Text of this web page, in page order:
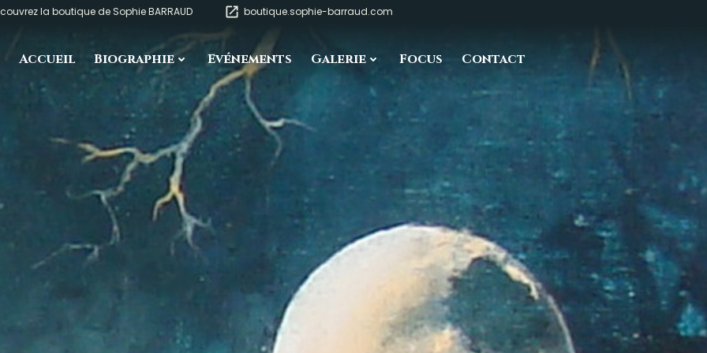
la boutique de Sophie BARRAUD boutique.sophie-barraud.com
Accueil Biographie Evénements Galerie Focus Contact